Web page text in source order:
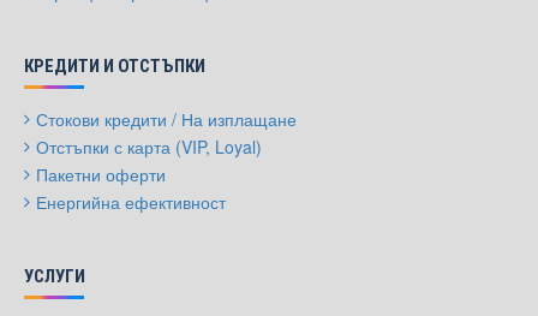
КРЕДИТИ И ОТСТЪПКИ
Стокови кредити / На изплащане
Отстъпки с карта (VIP, Loyal)
Пакетни оферти
Енергийна ефективност
УСЛУГИ